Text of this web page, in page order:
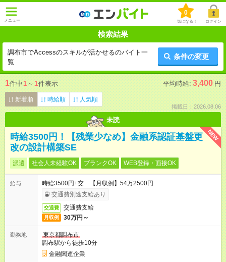
メニュー
0
気になる！ ログイン
検索結果
調布市でAccessのスキルが活かせるのバイト一
覧
条件の変更
1件中1 ～ 1件表示 平均時給: 3,400 円
新着順 時給順 人気順
掲載日：2026.08.06
未読
NEW
時給3500円！【残業少なめ】金融系認証基盤更
改の設計構築SE
派遣 社会人未経験OK ブランクOK WEB登録・面接OK
給与
時給3500円+交 【月収例】54万2500円
交通費別途支給あり
交通費 交通費支給
月収例 30万円～
勤務地
東京都調布市
調布駅から徒歩10分
金融関連企業